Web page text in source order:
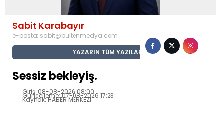
Sabit Karabayır
e-posta: sabit@bultenmedya.com
YAZARIN TÜM YAZILARI
Sessiz bekleyiş.
Giriş: 08-08-2026 08:00
Güncelleme: 07-08-2026 17:23
Kaynak: HABER MERKEZI